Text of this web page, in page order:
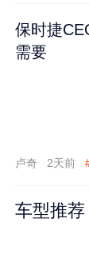
保时捷
需要
卢奇 2天前
车型推荐